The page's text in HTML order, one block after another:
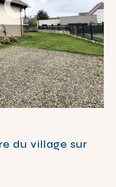
du village sur